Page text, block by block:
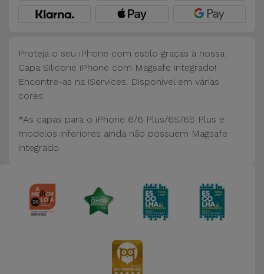
Proteja o seu iPhone com estilo graças à nossa
Capa Silicone iPhone com Magsafe integrado!
Encontre-as na iServices. Disponível em várias
cores.
*As capas para o iPhone 6/6 Plus/6S/6S Plus e
modelos inferiores ainda não possuem Magsafe
integrado.